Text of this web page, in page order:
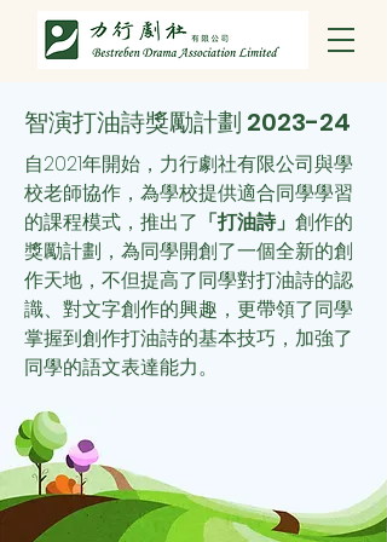
智演打油詩獎勵計劃 2023-24
自2021年開始，力行劇社有限公司與學
校老師協作，為學校提供適合同學學習
的課程模式，推出了 「打油詩」 創作的
獎勵計劃，為同學開創了一個全新的創
作天地，不但提高了同學對打油詩的認
識、對文字創作的興趣，更帶領了同學
掌握到創作打油詩的基本技巧，加強了
同學的語文表達能力。